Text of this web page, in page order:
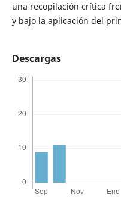
una recopilación crítica
y bajo la aplicación del
Descargas